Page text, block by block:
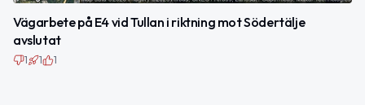
Vägarbete på E4 vid Tullan i riktning mot Södertälje
avslutat
1 1 1